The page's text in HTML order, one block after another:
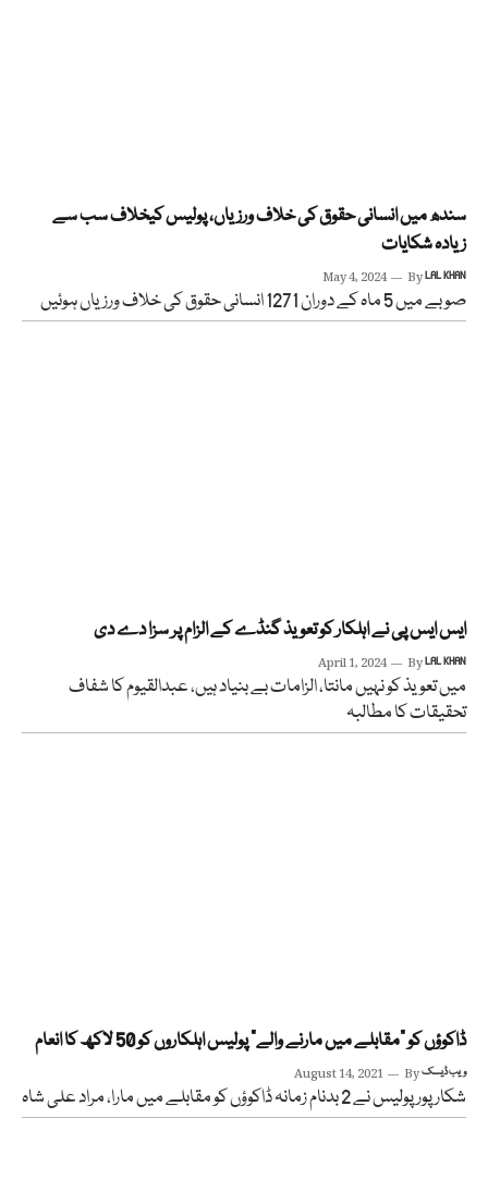
سندھ میں انسانی حقوق کی خلاف ورزیاں، پولیس کیخلاف سب سے
زیادہ شکایات
May 4, 2024 ByLAL KHAN
صوبے میں 5 ماہ کے دوران 1271 انسانی حقوق کی خلاف ورزیاں ہوئیں
ایس ایس پی نے اہلکار کو تعویذ گنڈے کے الزام پر سزا دے دی
April 1, 2024 ByLAL KHAN
میں تعویذ کو نہیں مانتا، الزامات بے بنیاد ہیں، عبدالقیوم کا شفاف
تحقیقات کا مطالبہ
ڈاکوؤں کو “مقابلے میں مارنے والے” پولیس اہلکاروں کو 50 لاکھ کا انعام
August 14, 2021 Byویب ڈیسک
شکار پور پولیس نے 2 بدنام زمانہ ڈاکوؤں کو مقابلے میں مارا، مراد علی شاہ